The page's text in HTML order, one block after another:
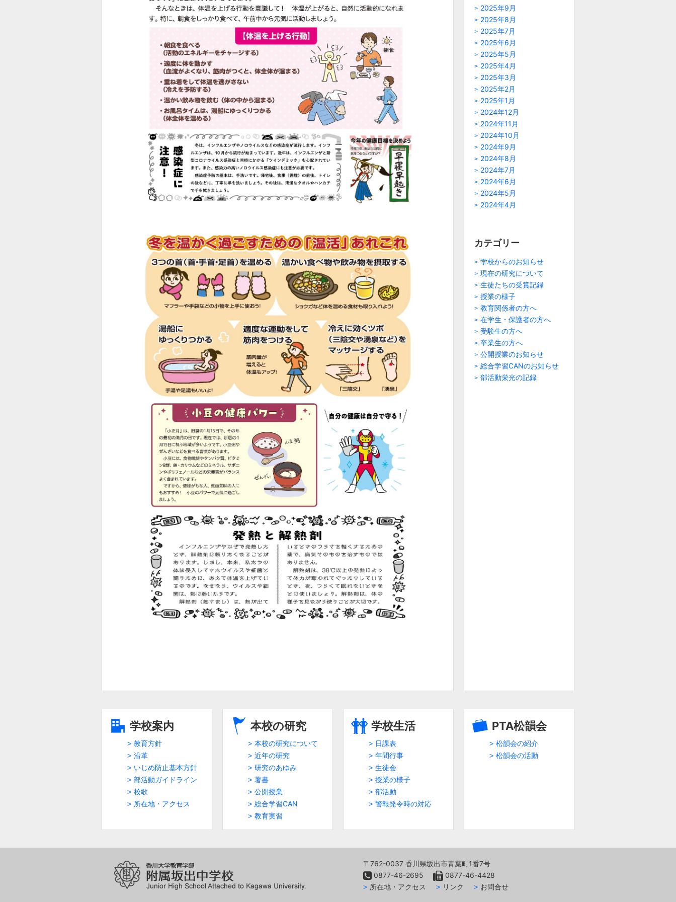
2025年9月
2025年8月
2025年7月
2025年6月
2025年5月
2025年4月
2025年3月
2025年2月
2025年1月
2024年12月
2024年11月
2024年10月
2024年9月
2024年8月
2024年7月
2024年6月
2024年5月
2024年4月
カテゴリー
学校からのお知らせ
現在の研究について
生徒たちの受賞記録
授業の様子
教育関係者の方へ
在学生・保護者の方へ
受験生の方へ
卒業生の方へ
公開授業のお知らせ
総合学習CANのお知らせ
部活動栄光の記録
学校案内
教育方針
沿革
いじめ防止基本方針
部活動ガイドライン
校歌
所在地・アクセス
本校の研究
本校の研究について
近年の研究
研究のあゆみ
著書
公開授業
総合学習CAN
教育実習
学校生活
日課表
年間行事
生徒会
授業の様子
部活動
警報発令時の対応
PTA松韻会
松韻会の紹介
松韻会の活動
〒762-0037 香川県坂出市青葉町1番7号
0877-46-2695
0877-46-4428
所在地・アクセス
リンク お問合せ